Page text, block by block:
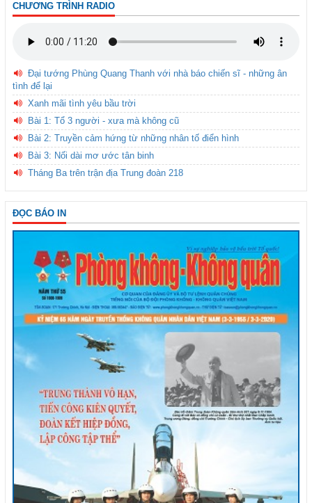
CHƯƠNG TRÌNH RADIO
Đại tướng Phùng Quang Thanh với nhà báo chiến sĩ - những ân
tình để lại
Xanh mãi tình yêu bầu trời
Bài 1: Tổ 3 người - xưa mà không cũ
Bài 2: Truyền cảm hứng từ những nhân tố điển hình
Bài 3: Nối dài mơ ước tân binh
Tháng Ba trên trận địa Trung đoàn 218
ĐỌC BÁO IN